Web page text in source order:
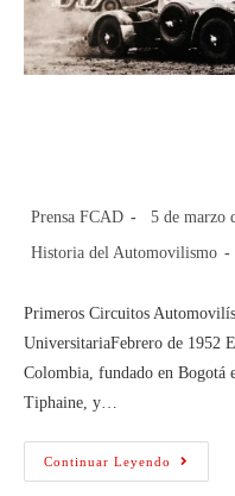
Prensa FCAD
5 de marzo
Historia del Automovilismo
Primeros Circuitos
UniversitariaFebrero de 1952
Colombia, fundado en Bogotá
Tiphaine, y…
Continuar Leyendo